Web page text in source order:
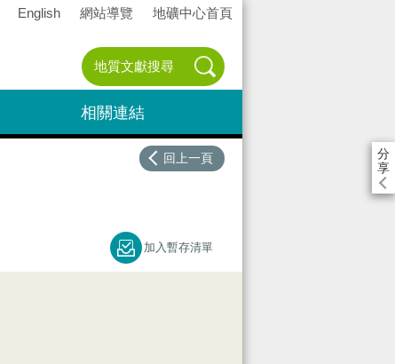
English 網站導覽 地礦中心首頁
相關連結
回上一頁
加入暫存清單
分
享